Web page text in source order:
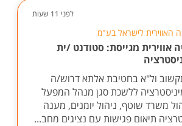
לפני 11 שעות
האווירית לישראל בע"מ
אווירית מגייסת: סטודנט /ית
ול"א בחטיבת אלתא דרוש/ה
ללשכת סגן מנהל המפעל
משרד שוטף, ניהול יומנים, מענה
תיאום פגישות עם נציגים מחב...